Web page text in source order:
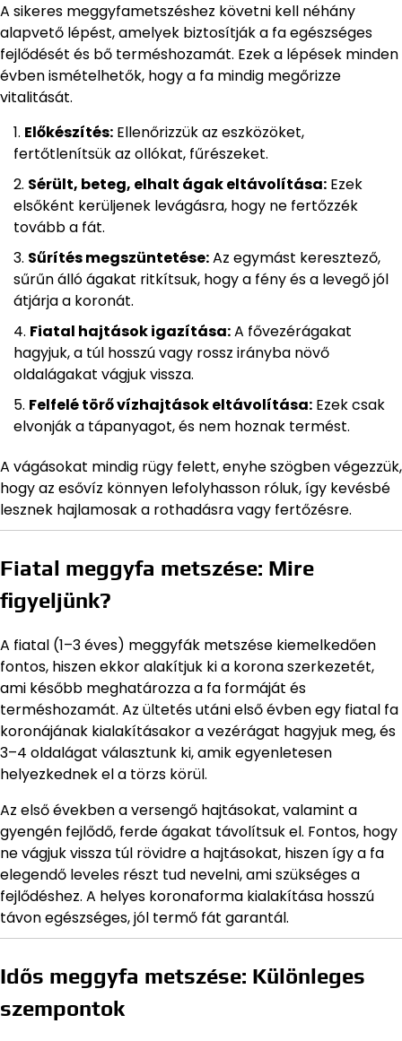
A sikeres meggyfametszéshez követni kell néhány
alapvető lépést, amelyek biztosítják a fa egészséges
fejlődését és bő terméshozamát. Ezek a lépések minden
évben ismételhetők, hogy a fa mindig megőrizze
vitalitását.
Előkészítés: Ellenőrizzük az eszközöket,
fertőtlenítsük az ollókat, fűrészeket.
Sérült, beteg, elhalt ágak eltávolítása: Ezek
elsőként kerüljenek levágásra, hogy ne fertőzzék
tovább a fát.
Sűrítés megszüntetése:Az egymást keresztező,
sűrűn álló ágakat ritkítsuk, hogy a fény és a levegő jól
átjárja a koronát.
Fiatal hajtások igazítása:A fővezérágakat
hagyjuk, a túl hosszú vagy rossz irányba növő
oldalágakat vágjuk vissza.
Felfelé törő vízhajtások eltávolítása: Ezek csak
elvonják a tápanyagot, és nem hoznak termést.
A vágásokat mindig rügy felett, enyhe szögben végezzük,
hogy az esővíz könnyen lefolyhasson róluk, így kevésbé
lesznek hajlamosak a rothadásra vagy fertőzésre.
Fiatal meggyfa metszése: Mire
figyeljünk?
A fiatal (1–3 éves) meggyfák metszése kiemelkedően
fontos, hiszen ekkor alakítjuk ki a korona szerkezetét,
ami később meghatározza a fa formáját és
terméshozamát. Az ültetés utáni első évben egy fiatal fa
koronájának kialakításakor a vezérágat hagyjuk meg, és
3–4 oldalágat választunk ki, amik egyenletesen
helyezkednek el a törzs körül.
Az első években a versengő hajtásokat, valamint a
gyengén fejlődő, ferde ágakat távolítsuk el. Fontos, hogy
ne vágjuk vissza túl rövidre a hajtásokat, hiszen így a fa
elegendő leveles részt tud nevelni, ami szükséges a
fejlődéshez. A helyes koronaforma kialakítása hosszú
távon egészséges, jól termő fát garantál.
Idős meggyfa metszése: Különleges
szempontok